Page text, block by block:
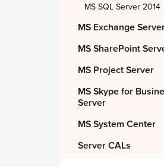
MS SQL Server 2014
MS Exchange
MS SharePoint
MS Project Server
MS Skype for
Server
MS System Center
Server CALs